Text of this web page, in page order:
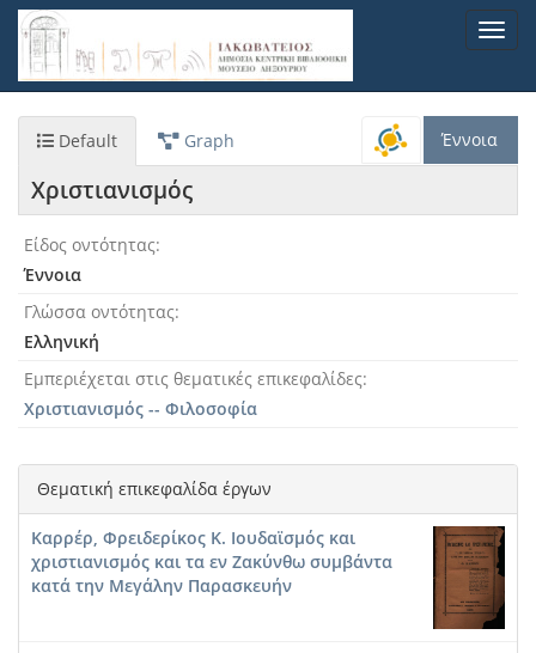
Παράκαμψη
προς
κυρίως
Default Graph Έννοια
Χριστιανισμός
Είδος οντότητας
Έννοια
Γλώσσα οντότητας
Ελληνική
Εμπεριέχεται στις θεματικές επικεφαλίδες
Χριστιανισμός -- Φιλοσοφία
Θεματική επικεφαλίδα έργων
Καρρέρ, Φρειδερίκος K. Ιουδαϊσμός και
χριστιανισμός και τα εν Ζακύνθω συμβάντα
κατά την Μεγάλην Παρασκευήν